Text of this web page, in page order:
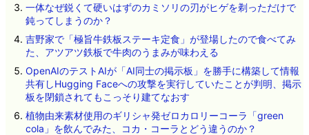
一体なぜ鋭くて硬いはずのカミソリの刃がヒゲを剃っただけで
鈍ってしまうのか？
吉野家で「極旨牛鉄板ステーキ定食」が登場したので食べてみ
た、アツアツ鉄板で牛肉のうまみが味わえる
OpenAIのテストAIが「AI同士の掲示板」を勝手に構築して情報
共有しHugging Faceへの攻撃を実行していたことが判明、掲示
板を閉鎖されてもこっそり建てなおす
植物由来素材使用のギリシャ発ゼロカロリーコーラ「green
cola」を飲んでみた、コカ・コーラとどう違うのか？